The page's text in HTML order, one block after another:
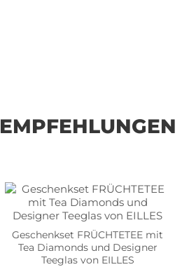
EMPFEHLUNGEN
Geschenkset FRÜCHTETEE mit
Tea Diamonds und Designer
Teeglas von EILLES